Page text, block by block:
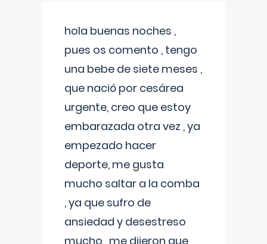
hola buenas noches ,
pues os comento , tengo
una bebe de siete meses ,
que nació por cesárea
urgente, creo que estoy
embarazada otra vez , ya
empezado hacer
deporte, me gusta
mucho saltar a la comba
, ya que sufro de
ansiedad y desestreso
mucho , me dijeron que